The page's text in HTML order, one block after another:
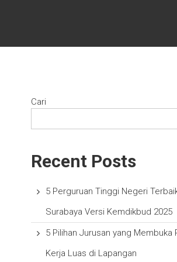
Cari
Recent Posts
5 Perguruan Tinggi Negeri
Surabaya Versi Kemdikbud 2025
5 Pilihan Jurusan yang Membuka
Kerja Luas di Lapangan